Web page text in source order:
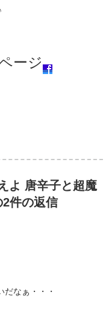
ージ
よ 唐辛子と超魔
件の返信
だなぁ・・・